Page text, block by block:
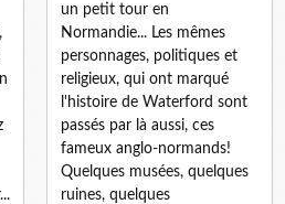
un petit tour en
Normandie... Les mêmes
personnages, politiques et
religieux, qui ont marqué
l'histoire de Waterford sont
passés par là aussi, ces
fameux anglo-normands!
Quelques musées, quelques
ruines, quelques